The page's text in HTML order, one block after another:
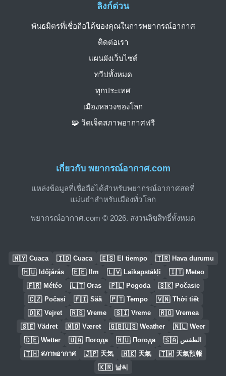
เกี่ยวกับ พยากรณ์อากาศ.com
แหล่งข้อมูลที่เชื่อถือได้สำหรับพยากรณ์อากาศสดที่
แม่นยำสำหรับเมืองทั่วโลก
พยากรณ์อากาศ.com © 2026. สงวนลิขสิทธิ์ทั้งหมด
ลิงก์ด่วน
พันธมิตรที่เชื่อถือได้ของคุณในการพยากรณ์อากาศ
ติดต่อเรา
แผนผังเว็บไซต์
ทวีปทั้งหมด
ทุกประเทศ
เมืองหลวงของโลก
🧩 วิดเจ็ตสภาพอากาศฟรี
🇲🇾 Cuaca 🇮🇩 Cuaca 🇪🇸 El tiempo 🇹🇷 Hava durumu
🇭🇺 Időjárás 🇪🇪 Ilm 🇱🇻 Laikapstākļi 🇮🇹 Meteo
🇫🇷 Météo 🇱🇹 Oras 🇵🇱 Pogoda 🇸🇰 Počasie
🇨🇿 Počasí 🇫🇮 Sää 🇵🇹 Tempo 🇻🇳 Thời tiết
🇩🇰 Vejret 🇷🇸 Vreme 🇸🇮 Vreme 🇷🇴 Vremea
🇸🇪 Vädret 🇳🇴 Været 🇬🇧🇺🇸 Weather 🇳🇱 Weer
🇩🇪 Wetter 🇺🇦 Погода 🇷🇺 Погода 🇸🇦 الطقس
🇹🇭 สภาพอากาศ 🇯🇵 天気 🇭🇰 天氣 🇹🇼 天氣預報
🇰🇷 날씨